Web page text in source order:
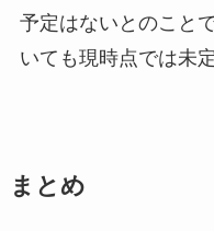
予定はないとのこと
いても現時点では未
まとめ